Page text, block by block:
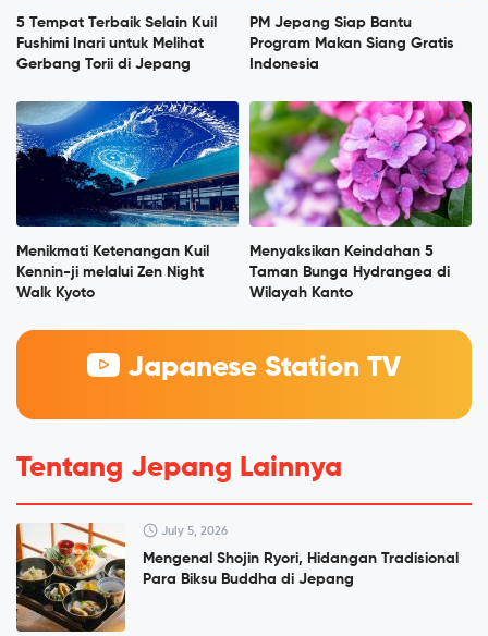
5 Tempat Terbaik Selain Kuil
Fushimi Inari untuk Melihat
Gerbang Torii di Jepang
PM Jepang Siap Bantu
Program Makan Siang Gratis
Indonesia
Menikmati Ketenangan Kuil
Kennin-ji melalui Zen Night
Walk Kyoto
Menyaksikan Keindahan 5
Taman Bunga Hydrangea di
Wilayah Kanto
Japanese Station TV
Tentang Jepang Lainnya
July 5, 2026
Mengenal Shojin Ryori, Hidangan Tradisional
Para Biksu Buddha di Jepang